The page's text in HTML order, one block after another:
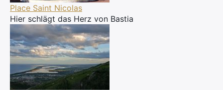
Place Saint Nicolas
Hier schlägt das Herz von Bastia